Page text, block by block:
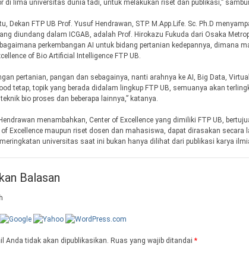
di lima universitas dunia tadi, untuk melakukan riset dan publikasi,”
Dekan FTP UB Prof. Yusuf Hendrawan, STP. M.App.Life. Sc. Ph.D
diundang dalam ICGAB, adalah Prof. Hirokazu Fukuda dari Osaka
perkembangan AI untuk bidang pertanian kedepannya, dimana
of Bio Artificial Intelligence FTP UB.
pertanian, pangan dan sebagainya, nanti arahnya ke AI, Big Data,
tetap, topik yang berada didalam lingkup FTP UB, semuanya akan
bio proses dan beberapa lainnya,” katanya.
menambahkan, Center of Excellence yang dimiliki FTP UB,
of Excellence maupun riset dosen dan mahasiswa, dapat dirasakan secara
universitas saat ini bukan hanya dilihat dari publikasi karya
Balasan
Anda tidak akan dipublikasikan. Ruas yang wajib ditandai *